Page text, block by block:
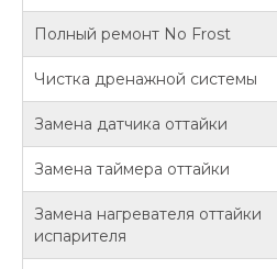
Полный ремонт No Frost
Чистка дренажной системы
Замена датчика оттайки
Замена таймера оттайки
Замена нагревателя оттайки
испарителя